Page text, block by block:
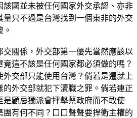
該國並未被任何國家外交承認、亦非
只不過是台灣找到一個東非的外交
關係，外交部第一優先當然應該以
這不該是任何國家都必須做的嗎？
交部只能使用台灣？倘若是遷就上
的外交部就犯下瀆職之罪。倘若連正
是顧忌獨派會抨擊蔡政府而不敢使
團有何不同？口口聲聲要捍衛主權的